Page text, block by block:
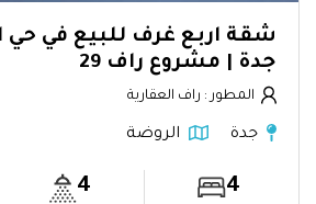
شقة اربع غرف للبيع في حي
جدة | مشروع راف 29
المطور : راف العقارية
جدة الروضة
4
4